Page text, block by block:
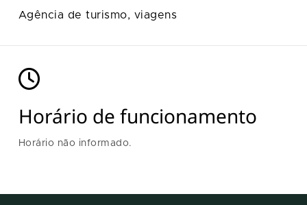
Horário de funcionamento
Horário não informado.
Agência de turismo, viagens